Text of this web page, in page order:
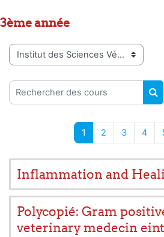
3ème année
Catégories de cours
Rechercher des cours
1 Page 1
2 Page 2
3Page 3
4
Inflammation and
Polycopié: Gram
veterinary medecin